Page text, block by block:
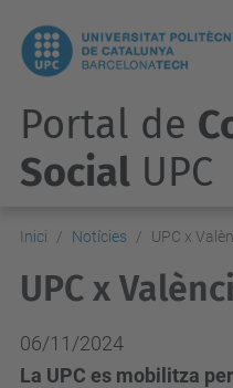
Portal de
Social UPC
Inici Notícies UPC x
UPC x
06/11/2024
La UPC es mobilitza